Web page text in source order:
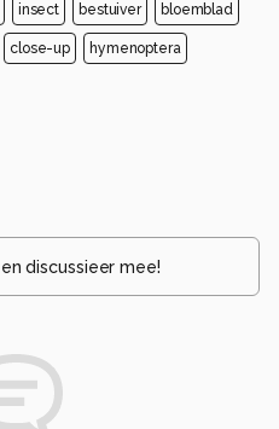
insect bestuiver bloemblad
close-up hymenoptera
en discussieer mee!